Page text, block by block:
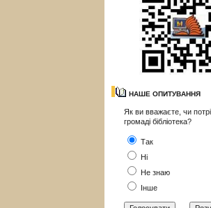
НАШЕ ОПИТУВАННЯ
Як ви вважаєте, чи
громаді бібліотека?
Так
Ні
Не знаю
Інше